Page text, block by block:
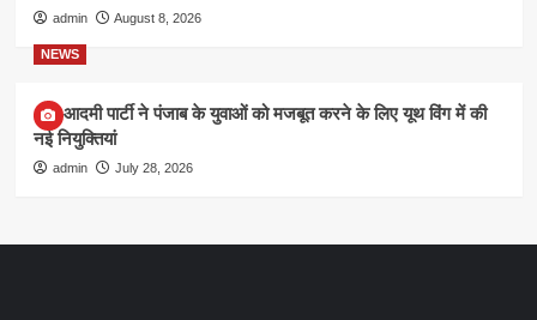
admin August 8, 2026
NEWS
आम आदमी पार्टी ने पंजाब के युवाओं को मजबूत करने के लिए यूथ विंग में की
नई नियुक्तियां
admin July 28, 2026